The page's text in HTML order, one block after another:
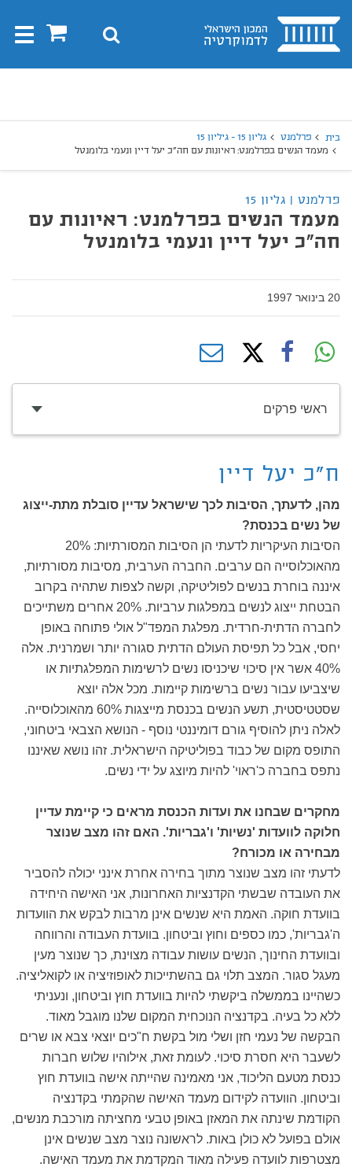
בית 0 חיפוש
בית פרלמנט
גליון 15 - גיליון 15
מעמד הנשים בפרלמנט: ראיונות עם חה"כ יעל דיין ונעמי בלומנטל
פרלמנט | גליון 15
מעמד הנשים בפרלמנט: ראיונות עם
חה"כ יעל דיין ונעמי בלומנטל
20 בינואר 1997
ראשי פרקים
ח"כ יעל דיין
מהן, לדעתך, הסיבות לכך שישראל עדיין סובלת מתת-ייצוג
של נשים בכנסת?
הסיבות העיקריות לדעתי הן הסיבות המסורתיות: 20%
מהאוכלוסייה הם ערבים. החברה הערבית, מסיבות מסורתיות,
איננה בוחרת בנשים לפוליטיקה, וקשה לצפות שתהיה בקרוב
הבטחת ייצוג לנשים במפלגות ערביות. 20% אחרים משתייכים
לחברה הדתית-חרדית. מפלגת המפד"ל אולי פתוחה באופן
יחסי, אבל כל תפיסת העולם הדתית סגורה יותר ושמרנית. אלה
40% אשר אין סיכוי שיכניסו נשים לרשימות המפלגתיות או
שיצביעו עבור נשים ברשימות קיימות. מכל אלה יוצא
שסטטיסטית, תשע הנשים בכנסת מייצגות 60% מהאוכלוסייה.
לאלה ניתן להוסיף גורם דומיננטי נוסף - הנושא הצבאי ביטחוני,
התופס מקום של כבוד בפוליטיקה הישראלית. זהו נושא שאיננו
נתפס בחברה כ'ראוי' להיות מיוצג על ידי נשים.
מחקרים שבחנו את ועדות הכנסת מראים כי קיימת עדיין
חלוקה לוועדות 'נשיות' ו'גבריות'. האם זהו מצב שנוצר
מבחירה או מכורח?
לדעתי זהו מצב שנוצר מתוך בחירה אחרת אינני יכולה להסביר
את העובדה שבשתי הקדנציות האחרונות, אני האישה היחידה
בוועדת חוקה. האמת היא שנשים אינן מרבות לבקש את הוועדות
ה'גבריות', כמו כספים וחוץ וביטחון. בוועדת העבודה והרווחה
ובוועדת החינוך, הנשים עושות עבודה מצוינת, כך שנוצר מעין
מעגל סגור. המצב תלוי גם בהשתייכות לאופוזיציה או לקואליציה.
כשהיינו בממשלה ביקשתי להיות בוועדת חוץ וביטחון, ונעניתי
ללא כל בעיה. בקדנציה הנוכחית המקום שלנו מוגבל מאוד.
הבקשה של נעמי חזן ושלי מול בקשת ח"כים יוצאי צבא או שרים
לשעבר היא חסרת סיכוי. לעומת זאת, אילוהיו שלוש חברות
כנסת מטעם הליכוד, אני מאמינה שהייתה אישה בוועדת חוץ
וביטחון. הוועדה לקידום מעמד האישה שהקמתי בקדנציה
הקודמת שינתה את המאזן באופן טבעי מחציתה מורכבת מנשים,
אולם בפועל לא כולן באות. לראשונה נוצר מצב שנשים אינן
מצטרפות לוועדה פעילה מאוד המקדמת את מעמד האישה.